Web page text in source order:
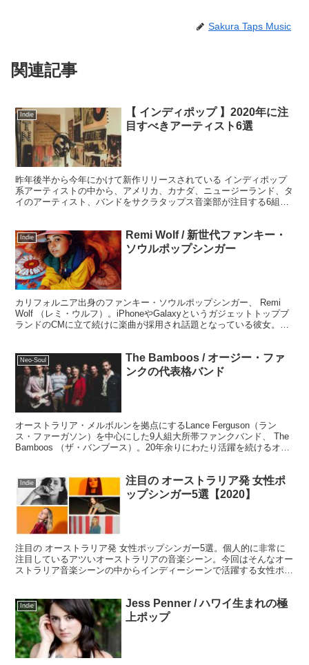
Sakura Taps Music
関連記事
Indie
【 インディポップ 】2020年に注
目すべきアーティスト6選
昨年後半から今年にかけて新作リリースされている インディポップ
系アーティストの中から、アメリカ、カナダ、ニュージーランド、タ
イのアーティスト、バンドをサクラタップス音楽部が注目する6組
Indie
Remi Wolf / 新世代ファンキー・
ソウルポップシンガー
カリフォルニア出身のファンキー・ソウルポップシンガー、 Remi
Wolf （レミ・ウルフ）。iPhoneやGalaxyというガジェットトップブ
ランドのCMに立て続けに楽曲が採用され話題となっている彼女。な
Neo-Soul
The Bamboos / オージー・ファ
ンクの代表格バンド
オーストラリア・メルボルンを拠点にするLance Ferguson（ラン
ス・ファーガソン）を中心にした9人組大所帯ファンクバンド、 The
Bamboos （ザ・バンブース）。20年余りにわたり活躍を続けるオー
Indie
注目の オーストラリア発 女性ポ
ップシンガー5選【2020】
注目の オーストラリア発 女性ポップシンガー5選。個人的に非常に
注目しているアツいオーストラリアの音楽シーン。今回はそんなオー
ストラリア音楽シーンの中からインディーシーンで活躍する女性ポッ
Indie
Jess Penner / ハワイ生まれの極
上ポップ